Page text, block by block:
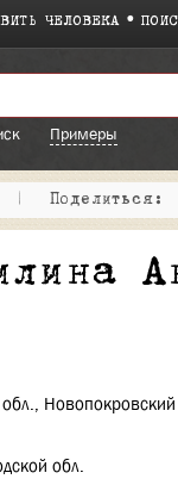
ЧЕЛОВЕКА
Примеры
| Поделиться:
обл.